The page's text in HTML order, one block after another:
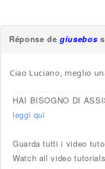
Réponse degiusebos
Ciao Luciano, meglio
HAI BISOGNO DI
leggi qui
Guarda tutti i video
Watch all video